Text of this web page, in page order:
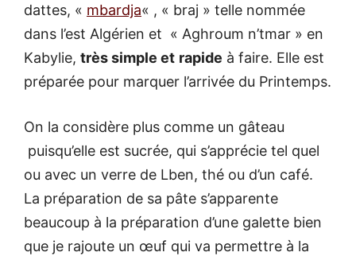
dattes, « mbardja« , « braj » telle nommée
dans l’est Algérien et « Aghroum n’tmar » en
Kabylie, très simple et rapide à faire. Elle est
préparée pour marquer l’arrivée du Printemps.
On la considère plus comme un gâteau
puisqu’elle est sucrée, qui s’apprécie tel quel
ou avec un verre de Lben, thé ou d’un café.
La préparation de sa pâte s’apparente
beaucoup à la préparation d’une galette bien
que je rajoute un œuf qui va permettre à la